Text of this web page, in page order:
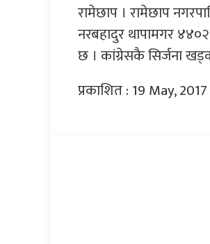
रामेछाप । रामेछाप
नरबहादुर थापामगर
छ । कांग्रेसकै सिर्जना
प्रकाशित : 19 May, 2017